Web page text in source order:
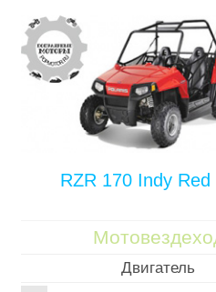
RZR 170 Indy Red
Двигатель